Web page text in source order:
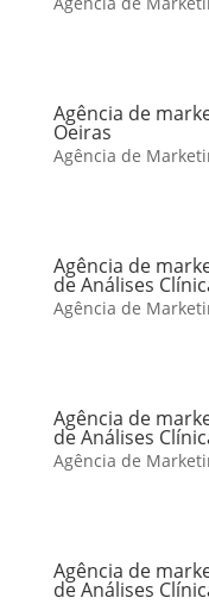
Agência de
Oeiras
Agência de
Agência de
de Análises
Agência de
Agência de
de Análises
Agência de
Agência de
de Análises